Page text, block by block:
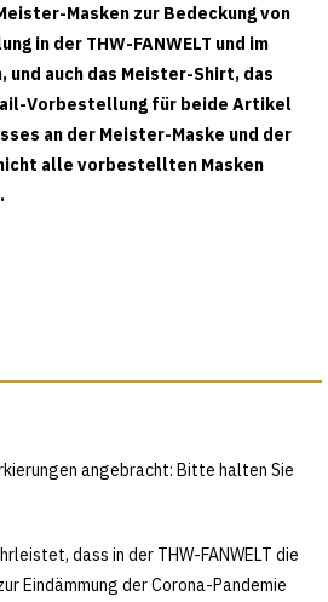
Masken zur Bedeckung von
in der THW-FANWELT und im
auch das Meister-Shirt, das
Vorbestellung für beide Artikel
an der Meister-Maske und der
alle vorbestellten Masken
angebracht: Bitte halten Sie
dass in der THW-FANWELT die
Eindämmung der Corona-Pandemie